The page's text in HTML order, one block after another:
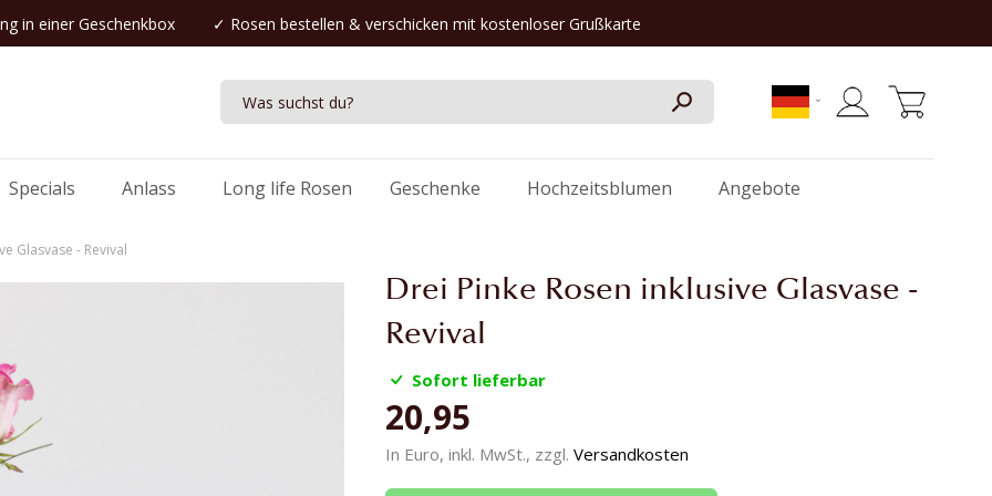
in einer Geschenkbox ✓ Rosen bestellen & verschicken mit kostenloser Grußkarte
Specials Anlass Long life Rosen Geschenke Hochzeitsblumen Angebote
Glasvase - Revival
Drei Pinke Rosen inklusive Glasvase -
Revival
Sofort lieferbar
20,95
In Euro, inkl. MwSt., zzgl. Versandkosten